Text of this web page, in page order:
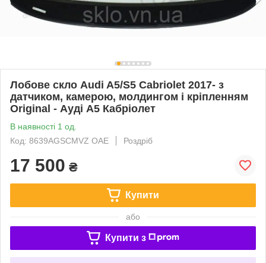
Лобове скло Audi A5/S5 Cabriolet 2017- з
датчиком, камерою, молдингом і кріпленням
Original - Ауді А5 Кабріолет
В наявності 1 од.
Код: 8639AGSCMVZ OAE
Роздріб
17 500 ₴
Купити
або
Купити з